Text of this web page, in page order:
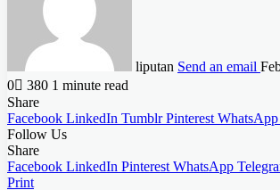
liputan Send an email
0
380 1 minute read
Share
Facebook LinkedIn Tumblr Pinterest WhatsApp
Follow Us
Share
Facebook LinkedIn Pinterest WhatsApp
Print